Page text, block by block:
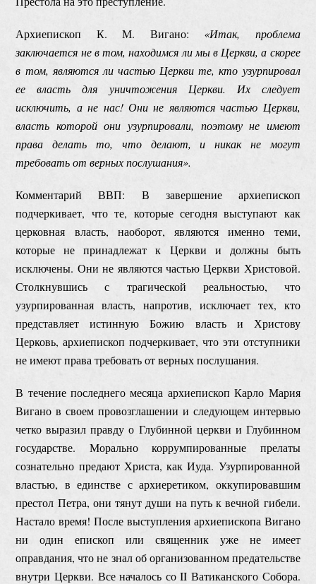
Архиепископ К. М. Вигано: «Итак, проблема
заключается не в том, находимся ли мы в Церкви, а скорее
в том, являются ли частью Церкви те, кто узурпировал
ее власть для уничтожения Церкви. Их следует
исключить, а не нас! Они не являются частью Церкви,
власть которой они узурпировали, поэтому не имеют
права делать то, что делают, и никак не могут
требовать от верных послушания».
Комментарий ВВП: В завершение архиепископ
подчеркивает, что те, которые сегодня выступают как
церковная власть, наоборот, являются именно теми,
которые не принадлежат к Церкви и должны быть
исключены. Они не являются частью Церкви Христовой.
Столкнувшись с трагической реальностью, что
узурпированная власть, напротив, исключает тех, кто
представляет истинную Божию власть и Христову
Церковь, архиепископ подчеркивает, что эти отступники
не имеют права требовать от верных послушания.
В течение последнего месяца архиепископ Карло Мария
Вигано в своем провозглашении и следующем интервью
четко выразил правду о Глубинной церкви и Глубинном
государстве. Морально коррумпированные прелаты
сознательно предают Христа, как Иуда. Узурпированной
властью, в единстве с архиеретиком, оккупировавшим
престол Петра, они тянут души на путь к вечной гибели.
Настало время! После выступления архиепископа Вигано
ни один епископ или священник уже не имеет
оправдания, что не знал об организованном предательстве
внутри Церкви. Все началось со II Ватиканского Собора.